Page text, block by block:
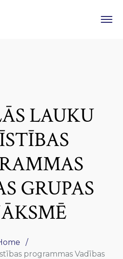
LAUKU
GRUPAS
programmas Vadības